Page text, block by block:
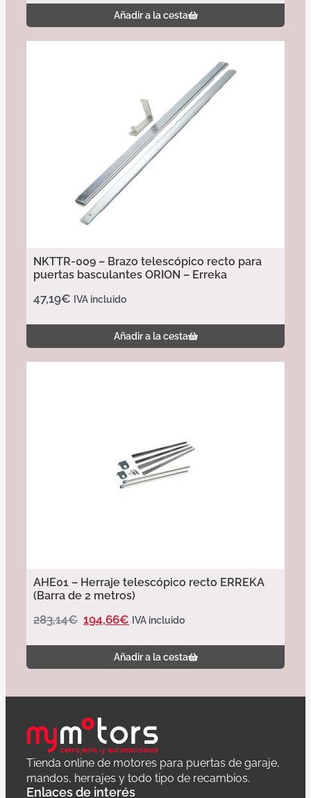
Añadir a la cesta
NKTTR-009 – Brazo telescópico recto para
puertas basculantes ORION – Erreka
47,19€ IVA incluido
Añadir a la cesta
AHE01 – Herraje telescópico recto ERREKA
(Barra de 2 metros)
283,14€ 194,66€ IVA incluido
Añadir a la cesta
Tienda online de motores para puertas de garaje,
mandos, herrajes y todo tipo de recambios.
Enlaces de interés